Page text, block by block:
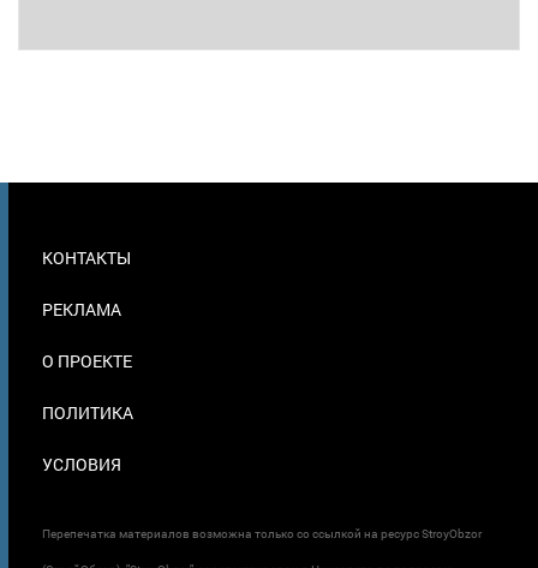
В
КОНТАКТЫ
РЕКЛАМА
О ПРОЕКТЕ
ПОЛИТИКА
УСЛОВИЯ
Перепечатка материалов возможна только со ссылкой на ресурс StroyObzor